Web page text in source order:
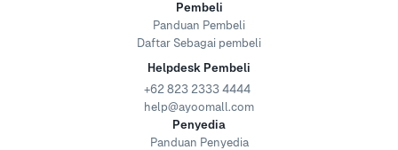
Pembeli
Panduan Pembeli
Daftar Sebagai pembeli
Helpdesk Pembeli
+62 823 2333 4444
help@ayoomall.com
Penyedia
Panduan Penyedia